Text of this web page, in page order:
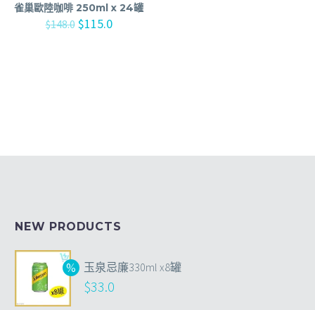
雀巢歐陸咖啡 250ml x 24罐
$148.0 $115.0
NEW PRODUCTS
玉泉忌廉330ml x8罐
$33.0